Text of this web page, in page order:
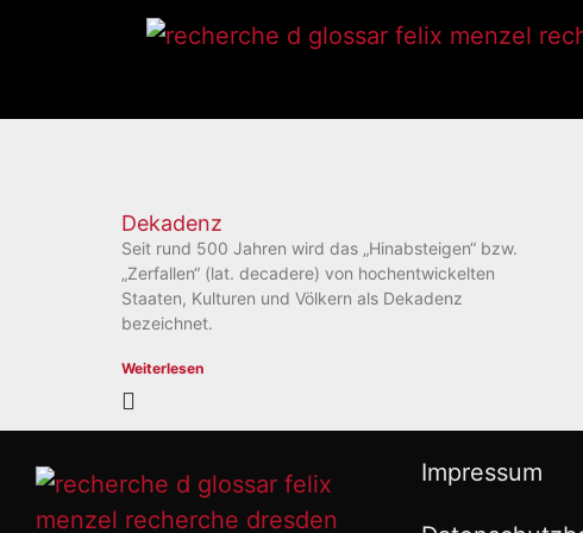
Dekadenz
Seit rund 500 Jahren wird das „Hinabsteigen“ bzw.
„Zerfallen“ (lat. decadere) von hochentwickelten
Staaten, Kulturen und Völkern als Dekadenz
bezeichnet.
Weiterlesen
Impressum